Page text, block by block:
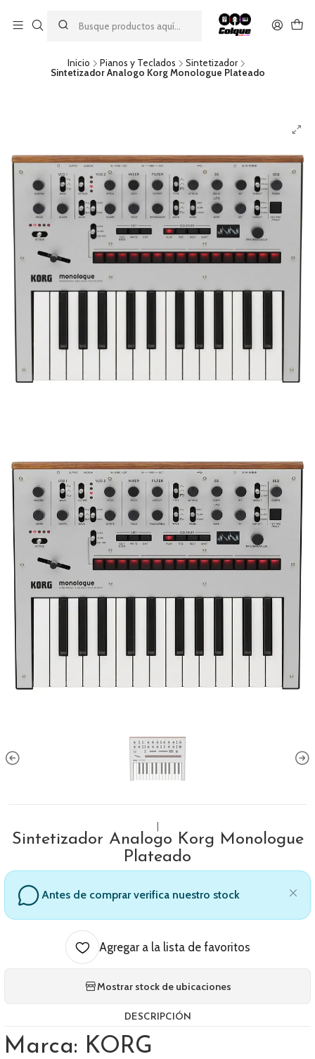
descuento por pago con transferencia bancaria
por una compra mínima de $49.990. Este descuento no es
acumulable a otras promociones ni aplicable a gastos de envío.
Inicio Pianos y Teclados
Sintetizador
Sintetizador Analogo Korg Monologue Plateado
Sintetizador Analogo Korg Monologue
Plateado
Antes de comprar verifica nuestro stock
Agregar a la lista de favoritos
Mostrar stock de ubicaciones
DESCRIPCIÓN
Marca: KORG